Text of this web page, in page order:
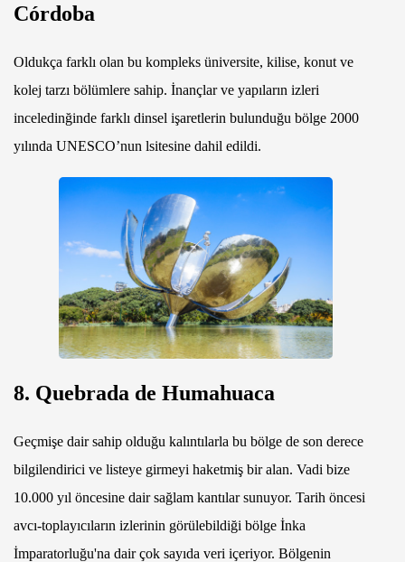
Córdoba
Oldukça farklı olan bu kompleks üniversite, kilise, konut ve
kolej tarzı bölümlere sahip. İnançlar ve yapıların izleri
inceledinğinde farklı dinsel işaretlerin bulunduğu bölge 2000
yılında UNESCO’nun lsitesine dahil edildi.
8. Quebrada de Humahuaca
Geçmişe dair sahip olduğu kalıntılarla bu bölge de son derece
bilgilendirici ve listeye girmeyi haketmiş bir alan. Vadi bize
10.000 yıl öncesine dair sağlam kantılar sunuyor. Tarih öncesi
avcı-toplayıcıların izlerinin görülebildiği bölge İnka
İmparatorluğu'na dair çok sayıda veri içeriyor. Bölgenin